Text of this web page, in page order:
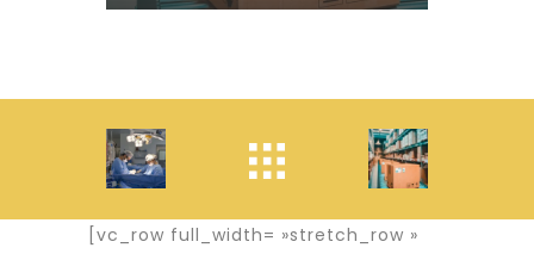
[vc_row full_width= »stretch_row »